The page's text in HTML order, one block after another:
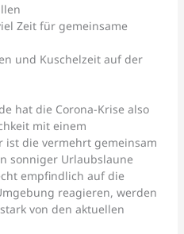
Zeit für gemeinsame
und Kuschelzeit auf der
hat die Corona-Krise also
mit einem
ist die vermehrt gemeinsam
sonniger Urlaubslaune
empfindlich auf die
reagieren, werden
von den aktuellen